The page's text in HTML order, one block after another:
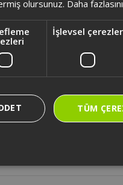
nasıl ayarlanır?
nasıl temizlenir?
saat buzdolabında
ne zaman
nasıl açılır?
olursunuz. Daha
İşlevsel çerezler
TÜM